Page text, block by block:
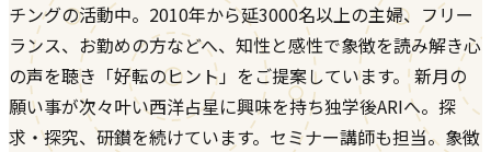
チングの活動中。2010年から延3000名以上の主婦、フリー
ランス、お勤めの方などへ、知性と感性で象徴を読み解き心
の声を聴き「好転のヒント」をご提案しています。 新月の
願い事が次々叶い西洋占星に興味を持ち独学後ARIへ。探
求・探究、研鑚を続けています。セミナー講師も担当。象徴